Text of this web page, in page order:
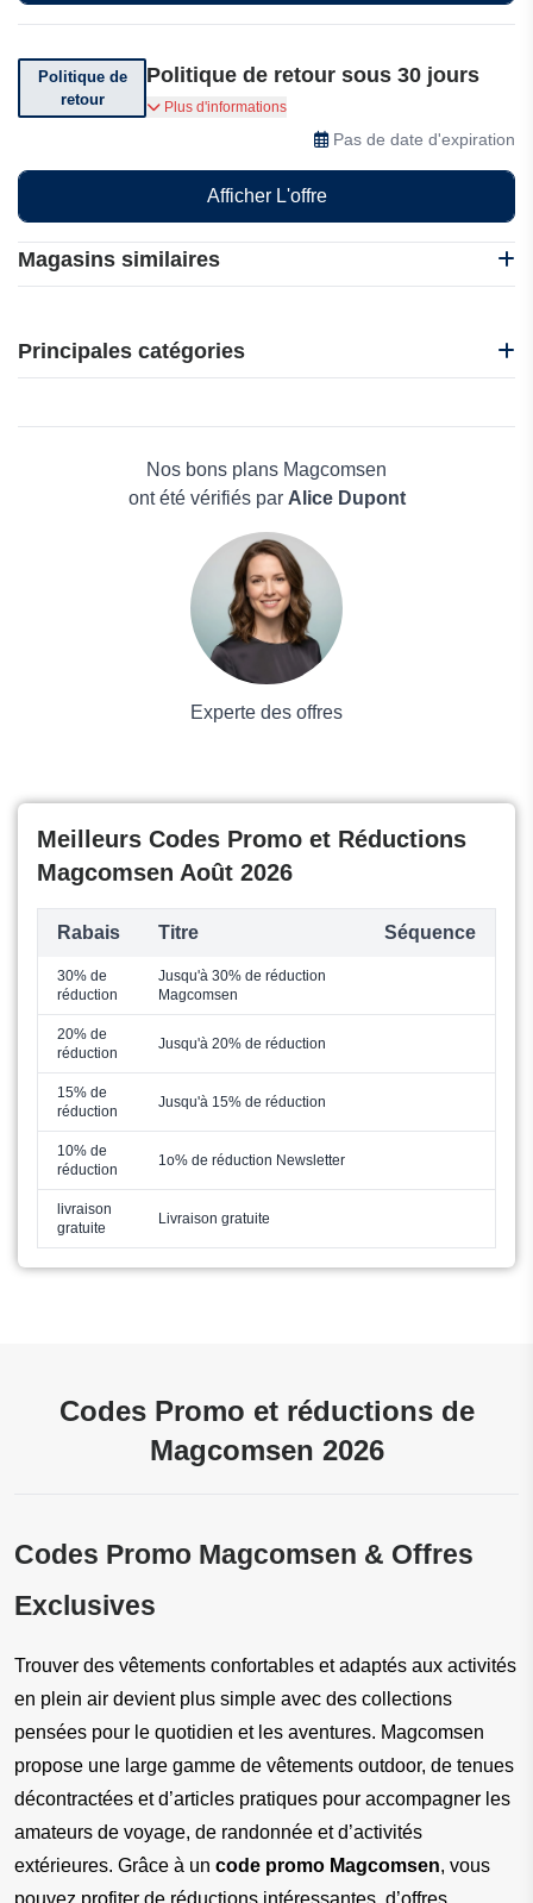
Magasins similaires
i-Run
Idakoos
Principales catégories
Maison & JardinNos bons plans Magcomsen
ont été vérifiés par Alice Dupont
Experte des offres
Politique de
retour
Politique de retour sous 30 jours
Vous pouvez retourner votre commande sous 30
Plus d'informations
Pas de date d'expiration
Afficher L'offre
Meilleurs Codes Promo et Réductions
Magcomsen Août 2026
Rabais Titre Séquence
30% de
réduction
Jusqu'à 30% de réduction
Magcomsen
20% de
réduction
Jusqu'à 20% de réduction
15% de
réduction
Jusqu'à 15% de réduction
10% de
réduction
1o% de réduction Newsletter
livraison
gratuite
Livraison gratuite
Codes Promo et réductions de
Magcomsen 2026
Codes Promo Magcomsen & Offres
Exclusives
Trouver des vêtements confortables et adaptés aux activités
en plein air devient plus simple avec des collections
pensées pour le quotidien et les aventures. Magcomsen
propose une large gamme de vêtements outdoor, de tenues
décontractées et d’articles pratiques pour accompagner les
amateurs de voyage, de randonnée et d’activités
extérieures. Grâce à un code promo Magcomsen, vous